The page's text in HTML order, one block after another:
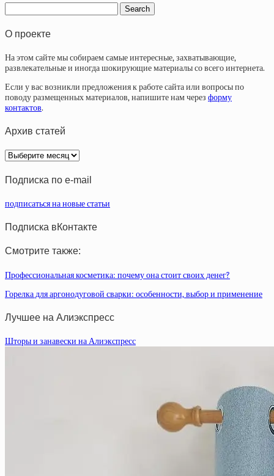
О проекте
На этом сайте мы собираем самые интересные, захватывающие,
развлекательные и иногда шокирующие материалы со всего интернета.
Если у вас возникли предложения к работе сайта или вопросы по
поводу размещенных материалов, напишите нам через форму
контактов.
Архив статей
Архив
статей
Подписка по e-mail
подписаться на новые статьи
Подписка вКонтакте
Смотрите также:
Профессиональная косметика: почему она стоит своих денег?
Горелка для аргонодуговой сварки: особенности, выбор и применение
Лучшее на Алиэкспресс
Шторы и занавески на Алиэкспресс